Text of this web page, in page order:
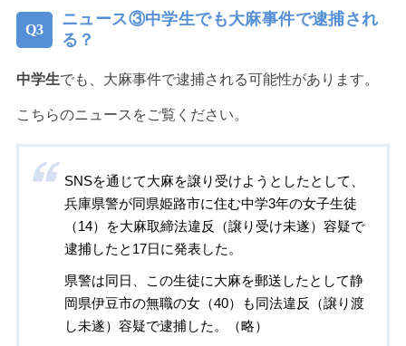
ニュース③中学生でも大麻事件で逮捕され
る？
中学生でも、大麻事件で逮捕される可能性があります。
こちらのニュースをご覧ください。
SNSを通じて大麻を譲り受けようとしたとして、
兵庫県警が同県姫路市に住む中学3年の女子生徒
（14）を大麻取締法違反（譲り受け未遂）容疑で
逮捕したと17日に発表した。
県警は同日、この生徒に大麻を郵送したとして静
岡県伊豆市の無職の女（40）も同法違反（譲り渡
し未遂）容疑で逮捕した。（略）